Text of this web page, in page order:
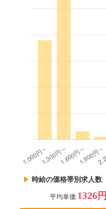
時給の価格帯別求人数
平均単価 1326円